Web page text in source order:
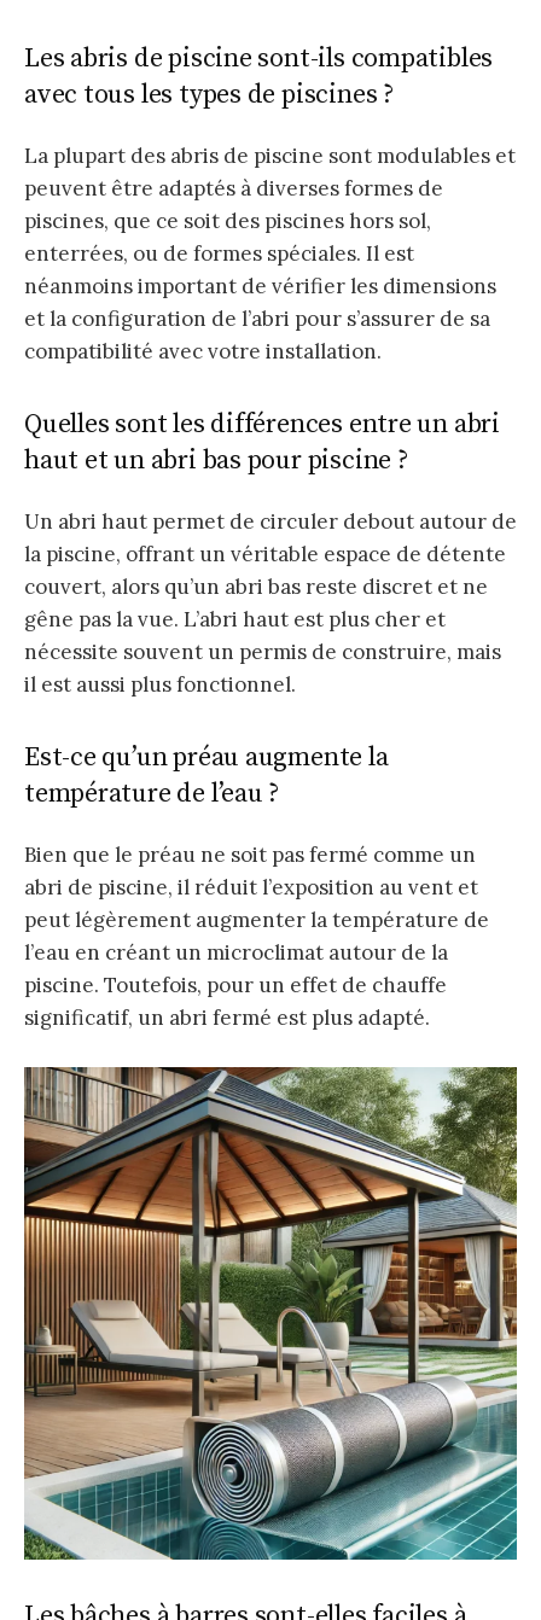
Les abris de piscine sont-ils compatibles
avec tous les types de piscines ?
La plupart des abris de piscine sont modulables et
peuvent être adaptés à diverses formes de
piscines, que ce soit des piscines hors sol,
enterrées, ou de formes spéciales. Il est
néanmoins important de vérifier les dimensions
et la configuration de l’abri pour s’assurer de sa
compatibilité avec votre installation.
Quelles sont les différences entre un abri
haut et un abri bas pour piscine ?
Un abri haut permet de circuler debout autour de
la piscine, offrant un véritable espace de détente
couvert, alors qu’un abri bas reste discret et ne
gêne pas la vue. L’abri haut est plus cher et
nécessite souvent un permis de construire, mais
il est aussi plus fonctionnel.
Est-ce qu’un préau augmente la
température de l’eau ?
Bien que le préau ne soit pas fermé comme un
abri de piscine, il réduit l’exposition au vent et
peut légèrement augmenter la température de
l’eau en créant un microclimat autour de la
piscine. Toutefois, pour un effet de chauffe
significatif, un abri fermé est plus adapté.